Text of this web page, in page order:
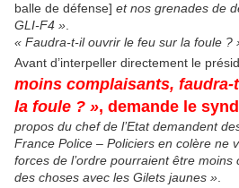
balle de défense] et nos grenades de
GLI-F4 »
« Faudra-t-il ouvrir le feu sur la foule ?
Avant d’interpeller directement le
moins complaisants,
la foule ? », demande le
propos du chef de l’Etat demandent
France Police – Policiers en colère ne
forces de l’ordre pourraient être moins
des choses avec les Gilets jaunes »